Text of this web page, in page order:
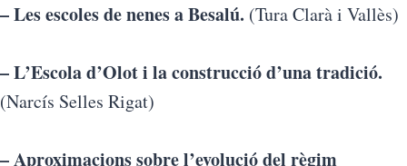
– Les escoles de nenes a Besalú. (Tura Clarà i Vallès)
– L’Escola d’Olot i la construcció d’una tradició.
(Narcís Selles Rigat)
– Aproximacions sobre l’evolució del règim